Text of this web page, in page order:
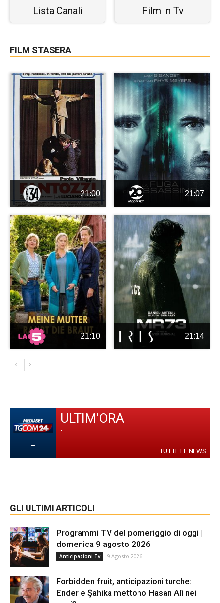
Lista Canali Film in Tv
FILM STASERA
21:00 21:07
21:10 21:14
-
ULTIM'ORA
-
TUTTE LE NEWS
GLI ULTIMI ARTICOLI
Programmi TV del pomeriggio di oggi |
domenica 9 agosto 2026
Anticipazioni Tv 9 Agosto 2026
Forbidden fruit, anticipazioni turche:
Ender e Şahika mettono Hasan Alì nei